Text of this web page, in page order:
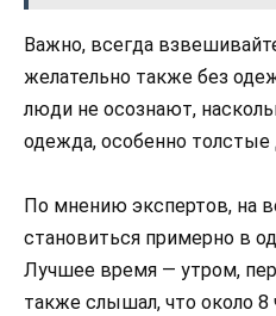
Важно, всегда
желательно также без
люди не осознают,
одежда, особенно
По мнению экспертов, на
становиться примерно в
Лучшее время — утром,
также слышал, что около 8